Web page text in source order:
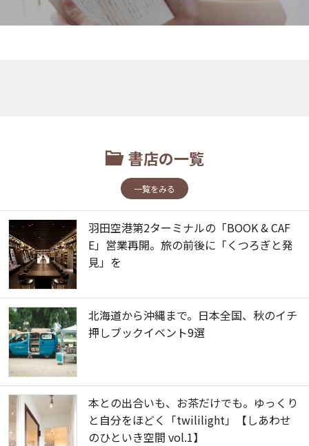
書店の一覧
一覧をみる
羽田空港第2ターミナルの「BOOK & CAF
E」営業再開。旅の前後に「くつろぎと発
見」を
北海道から沖縄まで。日本全国、秋のイチ
押しブックイベント9選
本との出合いも、お茶だけでも。ゆっくり
と自分をほどく「twililight」【しあわせ
のひといき空間 vol.1】